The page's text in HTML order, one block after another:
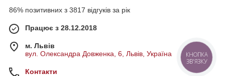
86% позитивних з 3817 відгуків за рік
Працює з 28.12.2018
м. Львів
вул. Олександра Довженка, 6, Львів, Україна
Контакти
КНОПКА
ЗВ'ЯЗКУ